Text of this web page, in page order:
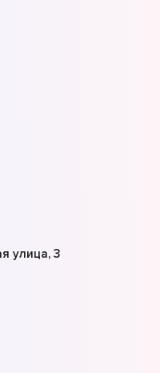
улица, 3